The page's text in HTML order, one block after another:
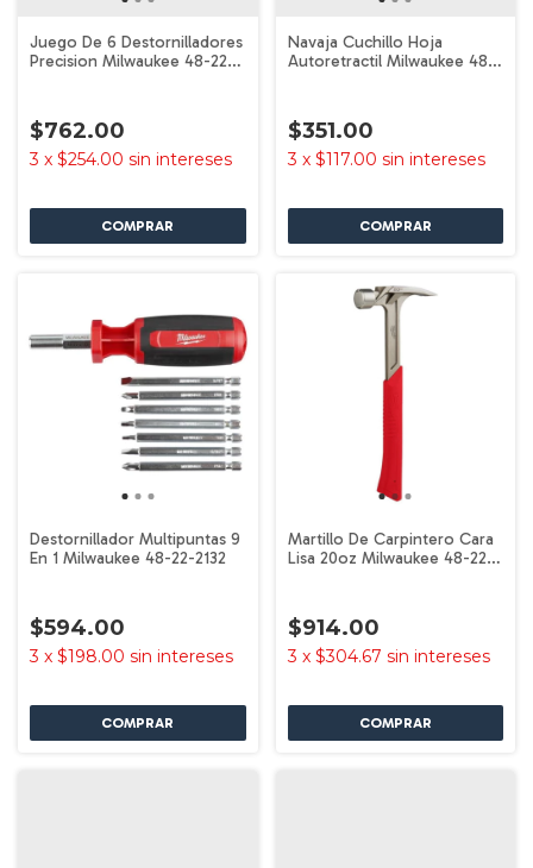
Juego De 6 Destornilladores
Precision Milwaukee 48-22-
$762.00
3 x $254.00 sin intereses
Navaja Cuchillo Hoja
Autoretractil Milwaukee 48-
$351.00
3 x $117.00 sin intereses
Destornillador Multipuntas 9
En 1 Milwaukee 48-22-2132
$594.00
3 x $198.00 sin intereses
Martillo De Carpintero Cara
Lisa 20oz Milwaukee 48-22-
$914.00
3 x $304.67 sin intereses